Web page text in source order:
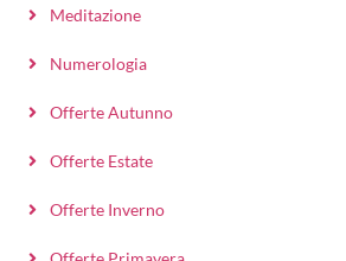
Meditazione
Numerologia
Offerte Autunno
Offerte Estate
Offerte Inverno